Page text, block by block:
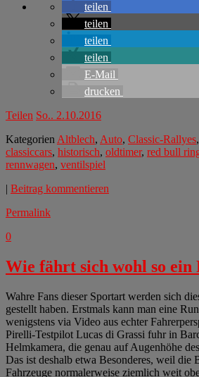
teilen
teilen
teilen
teilen
E-Mail
drucken
Teilen So.. 2.10.2016
Kategorien Altblech, Auto, Classic-Rallyes,
classiccars, historisch, oldtimer, red bull
rennwagen, ventilspiel
| Beitrag kommentieren
Permalink
0
Wie fährt sich wohl so ein
Wahre Fans dieser Sportart werden sich
gestellt haben. Erstmals kann man eine
wenigstens via Video aus echter
Pirelli-Testpilot Lucas di Grassi fuhr in
Helmkamera, die genau auf Augenhöhe
Das ist deshalb etwa Besonderes, weil die
Fahrzeuge normalerweise ziemlich weit